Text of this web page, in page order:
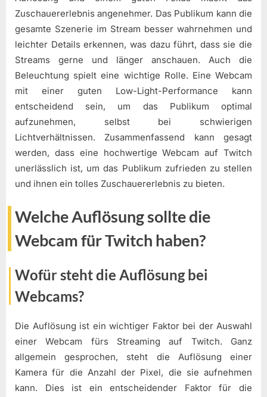
Zuschauererlebnis angenehmer. Das Publikum kann die
gesamte Szenerie im Stream besser wahrnehmen und
leichter Details erkennen, was dazu führt, dass sie die
Streams gerne und länger anschauen. Auch die
Beleuchtung spielt eine wichtige Rolle. Eine Webcam
mit einer guten Low-Light-Performance kann
entscheidend sein, um das Publikum optimal
aufzunehmen, selbst bei schwierigen
Lichtverhältnissen. Zusammenfassend kann gesagt
werden, dass eine hochwertige Webcam auf Twitch
unerlässlich ist, um das Publikum zufrieden zu stellen
und ihnen ein tolles Zuschauererlebnis zu bieten.
Welche Auflösung sollte die
Webcam für Twitch haben?
Wofür steht die Auflösung bei
Webcams?
Die Auflösung ist ein wichtiger Faktor bei der Auswahl
einer Webcam fürs Streaming auf Twitch. Ganz
allgemein gesprochen, steht die Auflösung einer
Kamera für die Anzahl der Pixel, die sie aufnehmen
kann. Dies ist ein entscheidender Faktor für die